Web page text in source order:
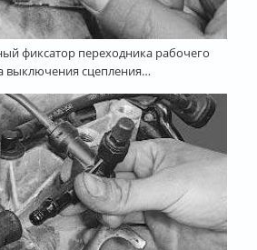
фиксатор переходника рабочего
выключения сцепления…